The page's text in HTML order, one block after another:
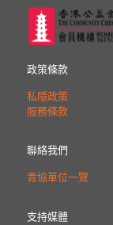
政策條款
私隱政策
服務條款
聯絡我們
青協單位一覽
支持媒體